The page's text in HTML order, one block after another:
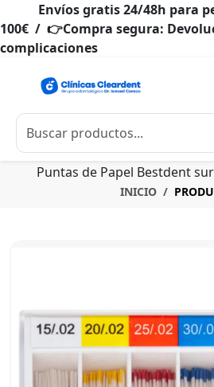
Envíos gratis 24/48h para
100€ / 👉Compra segura:
complicaciones
Puntas de Papel Bestdent
INICIO